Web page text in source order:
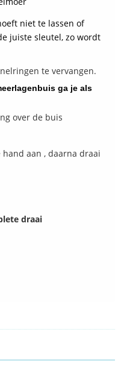
niet te lassen of
juiste sleutel, zo wordt
te vervangen.
ga je als
over de buis
aan , daarna draai
draai